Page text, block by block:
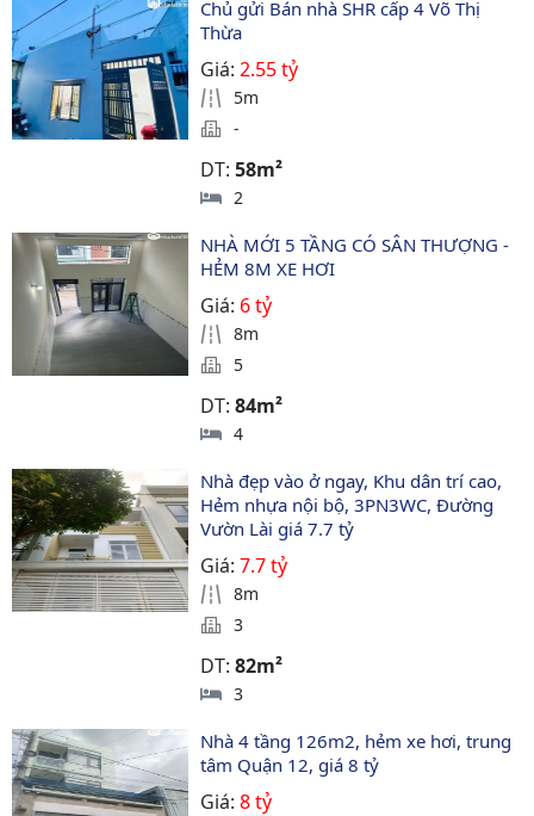
Chủ gửi Bán nhà SHR cấp 4 Võ Thị
Thừa
Giá:2.55 tỷ
5m
-
DT:58m²
2
NHÀ MỚI 5 TẦNG CÓ SÂN THƯỢNG -
HẺM 8M XE HƠI
Giá: 6 tỷ
8m
5
DT:84m²
4
Nhà đẹp vào ở ngay, Khu dân trí cao,
Hẻm nhựa nội bộ, 3PN3WC, Đường
Vườn Lài giá 7.7 tỷ
Giá:7.7 tỷ
8m
3
DT:82m²
3
Nhà 4 tầng 126m2, hẻm xe hơi, trung
tâm Quận 12, giá 8 tỷ
Giá:8 tỷ